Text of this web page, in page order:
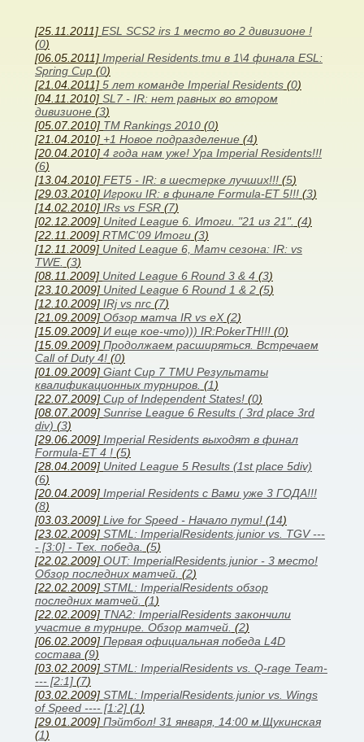
[25.11.2011] ESL SCS2 irs 1 место во 2 дивизионе !
(0)
[06.05.2011] Imperial Residents.tmu в 1\4 финала ESL:
Spring Cup (0)
[21.04.2011] 5 лет команде Imperial Residents (0)
[04.11.2010] SL7 - IR: нет равных во втором
дивизионе (3)
[05.07.2010] TM Rankings 2010 (0)
[21.04.2010] +1 Новое подразделение (4)
[20.04.2010] 4 года нам уже! Ура Imperial Residents!!!
(6)
[13.04.2010] FET5 - IR: в шестерке лучших!!! (5)
[29.03.2010] Игроки IR: в финале Formula-ET 5!!! (3)
[14.02.2010] IRs vs FSR (7)
[02.12.2009] United League 6. Итоги. "21 из 21". (4)
[22.11.2009] RTMC'09 Итоги (3)
[12.11.2009] United League 6, Матч сезона: IR: vs
TWE. (3)
[08.11.2009] United League 6 Round 3 & 4 (3)
[23.10.2009] United League 6 Round 1 & 2 (5)
[12.10.2009] IRj vs nrc (7)
[21.09.2009] Обзор матча IR vs eX(2)
[15.09.2009] И еще кое-что))) IR:PokerTH!!! (0)
[15.09.2009] Продолжаем расширяться. Встречаем
Call of Duty 4! (0)
[01.09.2009] Giant Cup 7 TMU Результаты
квалификационных турниров. (1)
[22.07.2009] Cup of Independent States! (0)
[08.07.2009] Sunrise League 6 Results ( 3rd place 3rd
div) (3)
[29.06.2009] Imperial Residents выходят в финал
Formula-ET 4 ! (5)
[28.04.2009] United League 5 Results (1st place 5div)
(6)
[20.04.2009] Imperial Residents с Вами уже 3 ГОДА!!!
(8)
[03.03.2009] Live for Speed - Начало пути! (14)
[23.02.2009] STML: ImperialResidents.junior vs. TGV ---
- [3:0] - Тех. победа. (5)
[22.02.2009] OUT: ImperialResidents.junior - 3 место!
Обзор последних матчей. (2)
[22.02.2009] STML: ImperialResidents обзор
последних матчей. (1)
[22.02.2009] TNA2: ImperialResidents закончили
участие в турнире. Обзор матчей. (2)
[06.02.2009] Первая официальная победа L4D
состава (9)
[03.02.2009] STML: ImperialResidents vs. Q-rage Team-
--- [2:1] (7)
[03.02.2009] STML: ImperialResidents.junior vs. Wings
of Speed ---- [1:2] (1)
[29.01.2009] Пэйтбол! 31 января, 14:00 м.Щукинская
(1)